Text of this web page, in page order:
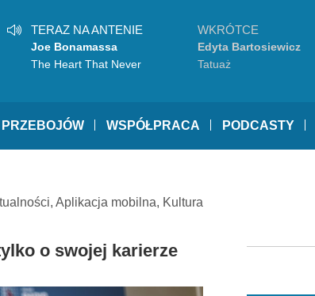
TERAZ NA ANTENIE
Joe Bonamassa
The Heart That Never
WKRÓTCE
Edyta Bartosiewicz
Tatuaż
PRZEBOJÓW WSPÓŁPRACA PODCASTY
, Aplikacja mobilna, Kultura
o swojej karierze